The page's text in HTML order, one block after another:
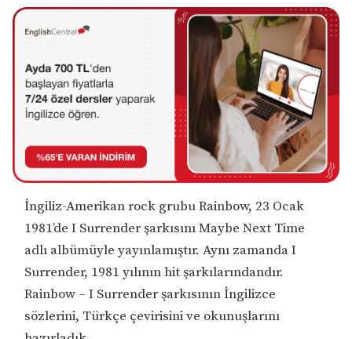
İngiliz-Amerikan rock grubu Rainbow, 23 Ocak
1981’de I Surrender şarkısını Maybe Next Time
adlı albümüyle yayınlamıştır. Aynı zamanda I
Surrender, 1981 yılının hit şarkılarındandır.
Rainbow – I Surrender şarkısının İngilizce
sözlerini, Türkçe çevirisini ve okunuşlarını